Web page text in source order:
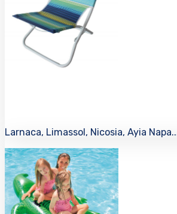
Larnaca, Limassol, Nicosia, Ayia